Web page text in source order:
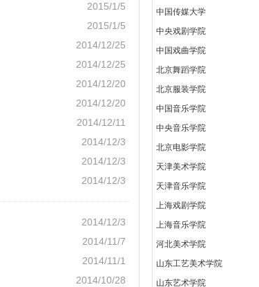
2015/1/5
2015/1/5
2014/12/25
2014/12/25
2014/12/20
2014/12/20
2014/12/11
2014/12/3
2014/12/3
2014/12/3
2014/12/3
2014/11/7
2014/11/1
2014/10/28
中国传媒大学
中央戏剧学院
中国戏曲学院
北京舞蹈学院
北京服装学院
中国音乐学院
中央音乐学院
北京电影学院
天津美术学院
天津音乐学院
上海戏剧学院
上海音乐学院
河北美术学院
山东工艺美术学院
山东艺术学院